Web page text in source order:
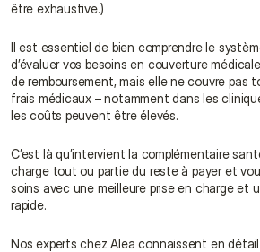
être exhaustive.)
Il est essentiel de bien comprendre le
d’évaluer vos besoins en couverture
de remboursement, mais elle ne couvre pas
frais médicaux – notamment dans les
les coûts peuvent être élevés.
C’est là qu’intervient la complémentaire
charge tout ou partie du reste à payer et
soins avec une meilleure prise en charge et
rapide.
Nos experts chez Alea connaissent en